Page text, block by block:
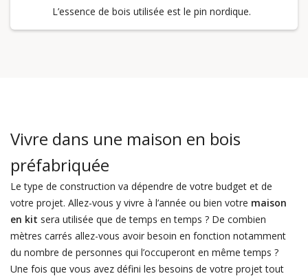
L’essence de bois utilisée est le pin nordique.
Vivre dans une maison en bois
préfabriquée
Le type de construction va dépendre de votre budget et de
votre projet. Allez-vous y vivre à l’année ou bien votre maison
en kit sera utilisée que de temps en temps ? De combien
mètres carrés allez-vous avoir besoin en fonction notamment
du nombre de personnes qui l’occuperont en même temps ?
Une fois que vous avez défini les besoins de votre projet tout